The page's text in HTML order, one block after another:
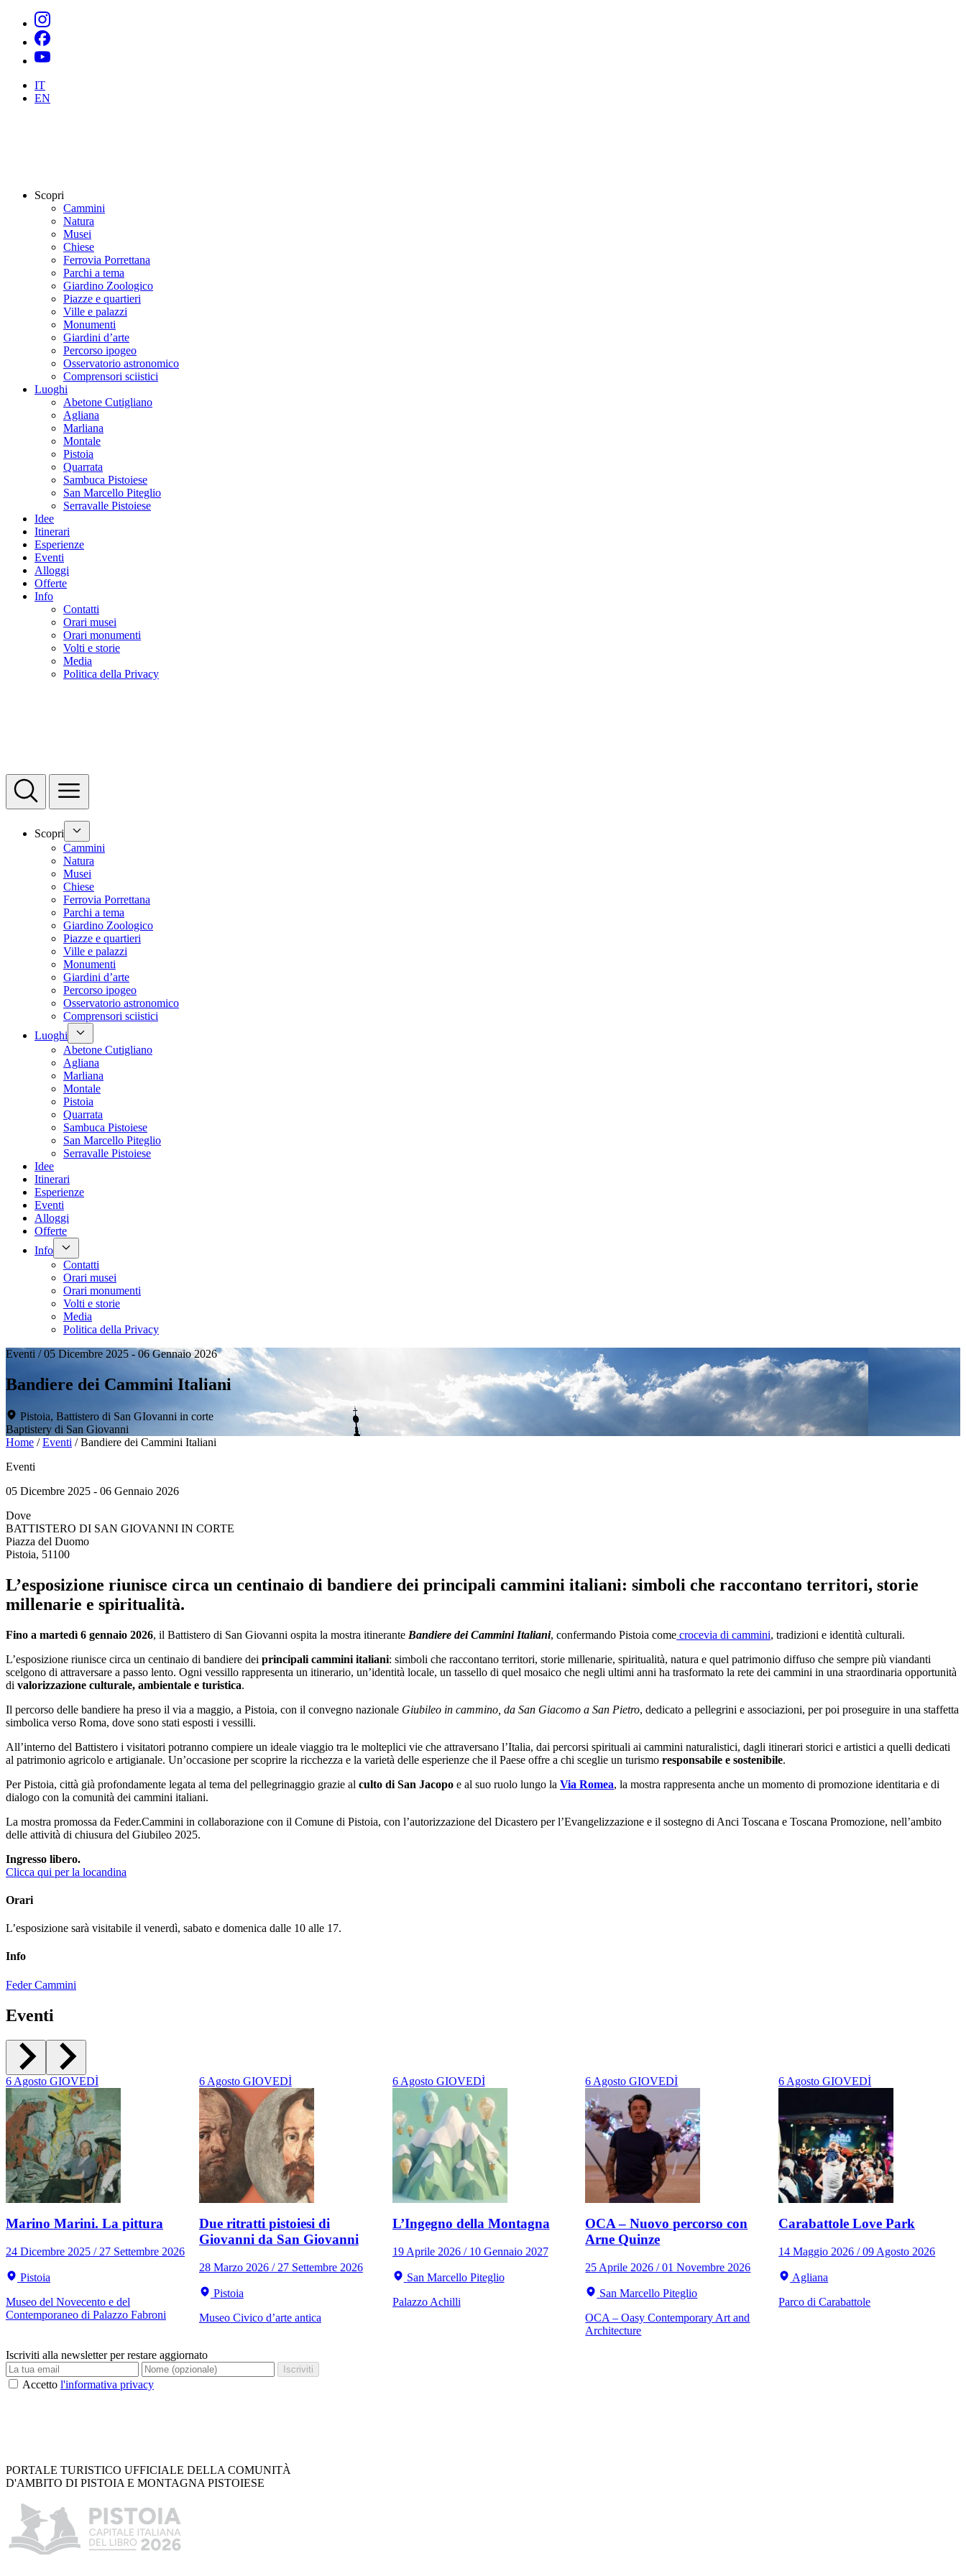
IT
EN
Scopri
Cammini
Natura
Musei
Chiese
Ferrovia Porrettana
Parchi a tema
Giardino Zoologico
Piazze e quartieri
Ville e palazzi
Monumenti
Giardini d’arte
Percorso ipogeo
Osservatorio astronomico
Comprensori sciistici
Luoghi
Abetone Cutigliano
Agliana
Marliana
Montale
Pistoia
Quarrata
Sambuca Pistoiese
San Marcello Piteglio
Serravalle Pistoiese
Idee
Itinerari
Esperienze
Eventi
Alloggi
Offerte
Info
Contatti
Orari musei
Orari monumenti
Volti e storie
Media
Politica della Privacy
Scopri
Cammini
Natura
Musei
Chiese
Ferrovia Porrettana
Parchi a tema
Giardino Zoologico
Piazze e quartieri
Ville e palazzi
Monumenti
Giardini d’arte
Percorso ipogeo
Osservatorio astronomico
Comprensori sciistici
Luoghi
Abetone Cutigliano
Agliana
Marliana
Montale
Pistoia
Quarrata
Sambuca Pistoiese
San Marcello Piteglio
Serravalle Pistoiese
Idee
Itinerari
Esperienze
Eventi
Alloggi
Offerte
Info
Contatti
Orari musei
Orari monumenti
Volti e storie
Media
Politica della Privacy
Eventi / 05 Dicembre 2025 - 06 Gennaio 2026
Bandiere dei Cammini Italiani
Pistoia, Battistero di San GIovanni in corte
Baptistery di San Giovanni
Home /Eventi /Bandiere dei Cammini Italiani
Eventi
05 Dicembre 2025 - 06 Gennaio 2026
Dove
BATTISTERO DI SAN GIOVANNI IN CORTE
Piazza del Duomo
Pistoia, 51100
L’esposizione riunisce circa un centinaio di bandiere dei principali cammini italiani: simboli che raccontano territori, storie
millenarie e spiritualità.
Fino a martedì 6 gennaio 2026, il Battistero di San Giovanni ospita la mostra itinerante Bandiere dei Cammini Italiani, confermando Pistoia come crocevia di cammini, tradizioni e identità culturali.
L’esposizione riunisce circa un centinaio di bandiere dei principali cammini italiani: simboli che raccontano territori, storie millenarie, spiritualità, natura e quel patrimonio diffuso che sempre più viandanti
scelgono di attraversare a passo lento. Ogni vessillo rappresenta un itinerario, un’identità locale, un tassello di quel mosaico che negli ultimi anni ha trasformato la rete dei cammini in una straordinaria opportunità
di valorizzazione culturale, ambientale e turistica.
Il percorso delle bandiere ha preso il via a maggio, a Pistoia, con il convegno nazionale Giubileo in cammino, da San Giacomo a San Pietro, dedicato a pellegrini e associazioni, per poi proseguire in una staffetta
simbolica verso Roma, dove sono stati esposti i vessilli.
All’interno del Battistero i visitatori potranno compiere un ideale viaggio tra le molteplici vie che attraversano l’Italia, dai percorsi spirituali ai cammini naturalistici, dagli itinerari storici e artistici a quelli dedicati
al patrimonio agricolo e artigianale. Un’occasione per scoprire la ricchezza e la varietà delle esperienze che il Paese offre a chi sceglie un turismo responsabile e sostenibile.
Per Pistoia, città già profondamente legata al tema del pellegrinaggio grazie al culto di San Jacopo e al suo ruolo lungo la Via Romea, la mostra rappresenta anche un momento di promozione identitaria e di
dialogo con la comunità dei cammini italiani.
La mostra promossa da Feder.Cammini in collaborazione con il Comune di Pistoia, con l’autorizzazione del Dicastero per l’Evangelizzazione e il sostegno di Anci Toscana e Toscana Promozione, nell’ambito
delle attività di chiusura del Giubileo 2025.
Ingresso libero.
Clicca qui per la locandina
Orari
L’esposizione sarà visitabile il venerdì, sabato e domenica dalle 10 alle 17.
Info
Feder Cammini
Eventi
6 Agosto GIOVEDÌ
Marino Marini. La pittura
24 Dicembre 2025 / 27 Settembre 2026
Pistoia
Museo del Novecento e del
Contemporaneo di Palazzo Fabroni
6 Agosto GIOVEDÌ
Due ritratti pistoiesi di
Giovanni da San Giovanni
28 Marzo 2026 / 27 Settembre 2026
Pistoia
Museo Civico d’arte antica
6 Agosto GIOVEDÌ
L’Ingegno della Montagna
19 Aprile 2026 / 10 Gennaio 2027
San Marcello Piteglio
Palazzo Achilli
6 Agosto GIOVEDÌ
OCA – Nuovo percorso con
Arne Quinze
25 Aprile 2026 / 01 Novembre 2026
San Marcello Piteglio
OCA – Oasy Contemporary Art and
Architecture
6 Agosto GIOVEDÌ
Carabattole Love Park
14 Maggio 2026 / 09 Agosto 2026
Agliana
Parco di Carabattole
Iscriviti alla newsletter per restare aggiornato
Iscriviti
Accetto l'informativa privacy
PORTALE TURISTICO UFFICIALE DELLA COMUNITÀ
D'AMBITO DI PISTOIA E MONTAGNA PISTOIESE